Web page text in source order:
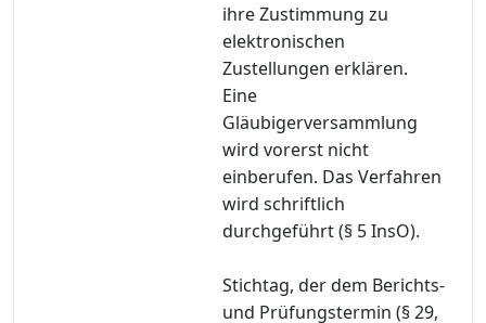
ihre Zustimmung zu
elektronischen
Zustellungen erklären.
Eine
Gläubigerversammlung
wird vorerst nicht
einberufen. Das Verfahren
wird schriftlich
durchgeführt (§ 5 InsO).
Stichtag, der dem Berichts-
und Prüfungstermin (§ 29,